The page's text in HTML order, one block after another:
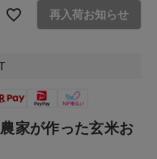
再入荷お知らせ
家が作った玄米お